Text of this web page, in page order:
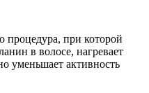
процедура, при которой
в волосе, нагревает
уменьшает активность